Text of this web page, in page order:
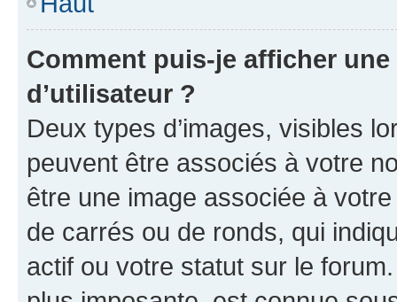
Comment puis-je afficher
d’utilisateur ?
Deux types d’images, visibles
peuvent être associés à votre
être une image associée à
de carrés ou de ronds, qui
actif ou votre statut sur le